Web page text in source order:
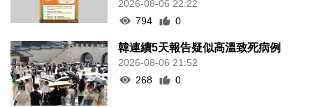
2026-08-06 22:22
794
0
韓連續5天報告疑似高溫致死病例
2026-08-06 21:52
268
0